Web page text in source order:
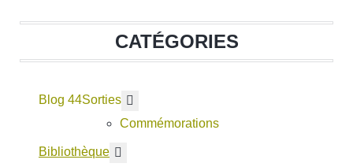
CATÉGORIES
Blog 44Sorties
Commémorations
Bibliothèque